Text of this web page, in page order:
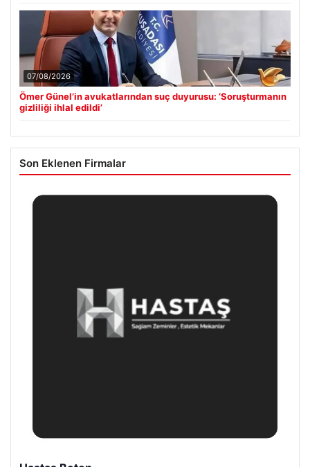
07/08/2026
Ömer Günel’in avukatlarından suç duyurusu: ‘Soruşturmanın
gizliliği ihlal edildi’
Son Eklenen Firmalar